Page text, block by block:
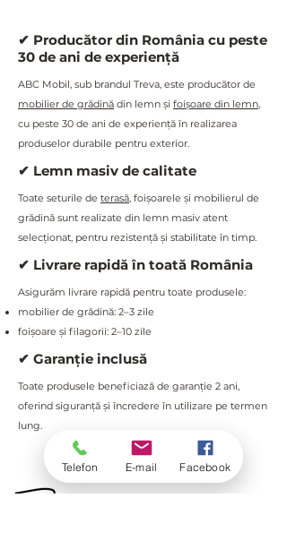
✔ Producător din România cu peste
30 de ani de experiență
ABC Mobil, sub brandul Treva, este producător de
mobilier de grădină din lemn și foișoare din lemn,
cu peste 30 de ani de experiență în realizarea
produselor durabile pentru exterior.
✔ Lemn masiv de calitate
Toate seturile de terasă, foișoarele și mobilierul de
grădină sunt realizate din lemn masiv atent
selecționat, pentru rezistență și stabilitate în timp.
✔ Livrare rapidă în toată România
Asigurăm livrare rapidă pentru toate produsele:
mobilier de grădină: 2–3 zile
foișoare și filagorii: 2–10 zile
✔ Garanție inclusă
Toate produsele beneficiază de garanție 2 ani,
oferind siguranță și încredere în utilizare pe termen
lung.
Telefon E-mail Facebook